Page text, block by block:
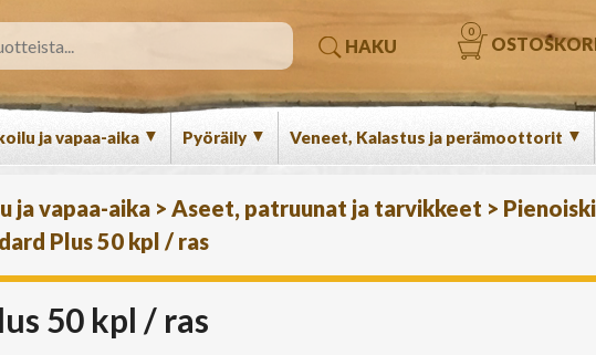
HAKU
0
ja vapaa-aika ▼ Pyöräily ▼ Veneet, Kalastus ja perämoottorit ▼
ja vapaa-aika > Aseet, patruunat ja tarvikkeet >
Plus 50 kpl / ras
50 kpl / ras